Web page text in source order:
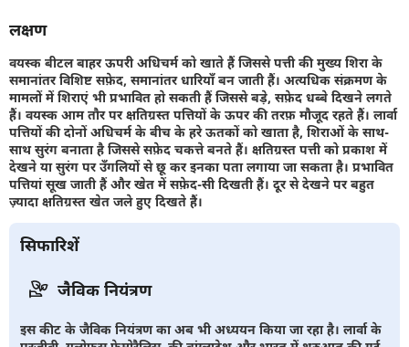
लक्षण
वयस्क बीटल बाहर ऊपरी अधिचर्म को खाते हैं जिससे पत्ती की मुख्य शिरा के
समानांतर विशिष्ट सफ़ेद, समानांतर धारियाँ बन जाती हैं। अत्यधिक संक्रमण के
मामलों में शिराएं भी प्रभावित हो सकती हैं जिससे बड़े, सफ़ेद धब्बे दिखने लगते
हैं। वयस्क आम तौर पर क्षतिग्रस्त पत्तियों के ऊपर की तरफ़ मौजूद रहते हैं। लार्वा
पत्तियों की दोनों अधिचर्म के बीच के हरे ऊतकों को खाता है, शिराओं के साथ-
साथ सुरंग बनाता है जिससे सफ़ेद चकत्ते बनते हैं। क्षतिग्रस्त पत्ती को प्रकाश में
देखने या सुरंग पर उँगलियों से छू कर इनका पता लगाया जा सकता है। प्रभावित
पत्तियां सूख जाती हैं और खेत में सफ़ेद-सी दिखती हैं। दूर से देखने पर बहुत
ज़्यादा क्षतिग्रस्त खेत जले हुए दिखते हैं।
सिफारिशें
जैविक नियंत्रण
इस कीट के जैविक नियंत्रण का अब भी अध्ययन किया जा रहा है। लार्वा के